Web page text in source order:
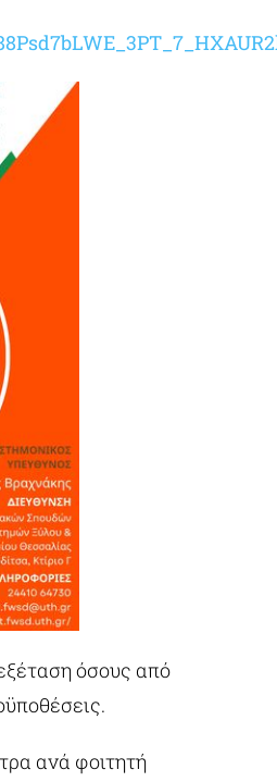
όσους από
ανά φοιτητή